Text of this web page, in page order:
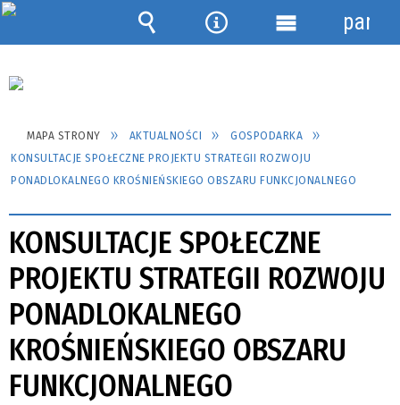
MAPA STRONY AKTUALNOŚCI
GOSPODARKA
KONSULTACJE SPOŁECZNE PROJEKTU STRATEGII ROZWOJU
PONADLOKALNEGO KROŚNIEŃSKIEGO OBSZARU FUNKCJONALNEGO
KONSULTACJE SPOŁECZNE
PROJEKTU STRATEGII ROZWOJU
PONADLOKALNEGO
KROŚNIEŃSKIEGO OBSZARU
FUNKCJONALNEGO
Wyszukiwarka
NarzędziaMenu
panel